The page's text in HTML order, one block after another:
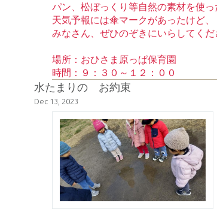
パン、松ぼっくり等自然の素材を使
天気予報には傘マークがあったけど、
みなさん、ぜひのぞきにいらしてくだ
場所：おひさま原っぱ保育園
時間：９：３０～１２：００
水たまりの お約束
Dec 13, 2023